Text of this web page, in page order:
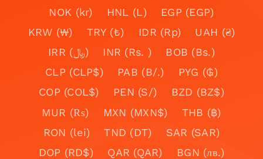
NOK (kr)
HNL (L)
EGP (EGP)
KRW (₩)
TRY (₺) IDR (Rp)
UAH (₴)
IRR (﷼)
INR (Rs. )
BOB (Bs.)
CLP (CLP$)
PAB (B/.)
PYG (₲)
COP (COL$)
PEN (S/)
BZD (BZ$)
MUR (₨)
MXN (MXN$)
THB (฿)
RON (lei)
TND (DT)
SAR (SAR)
DOP (RD$)
QAR (QAR)
BGN (лв.)